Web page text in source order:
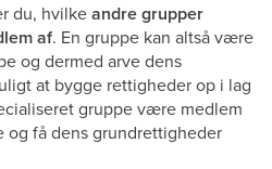
du, hvilkeandre grupper
af. En gruppe kan altså være
og dermed arve dens
at bygge rettigheder op i lag
gruppe være medlem
og få dens grundrettigheder